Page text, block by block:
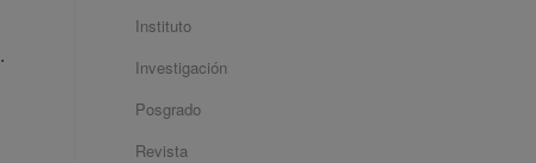
.
Instituto
Investigación
Posgrado
Revista